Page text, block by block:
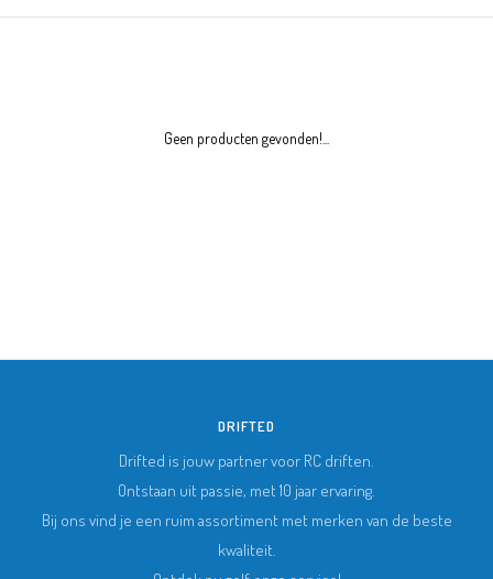
Geen producten gevonden!...
DRIFTED
Drifted is jouw partner voor RC driften.
Ontstaan uit passie, met 10 jaar ervaring.
Bij ons vind je een ruim assortiment met merken van de beste
kwaliteit.